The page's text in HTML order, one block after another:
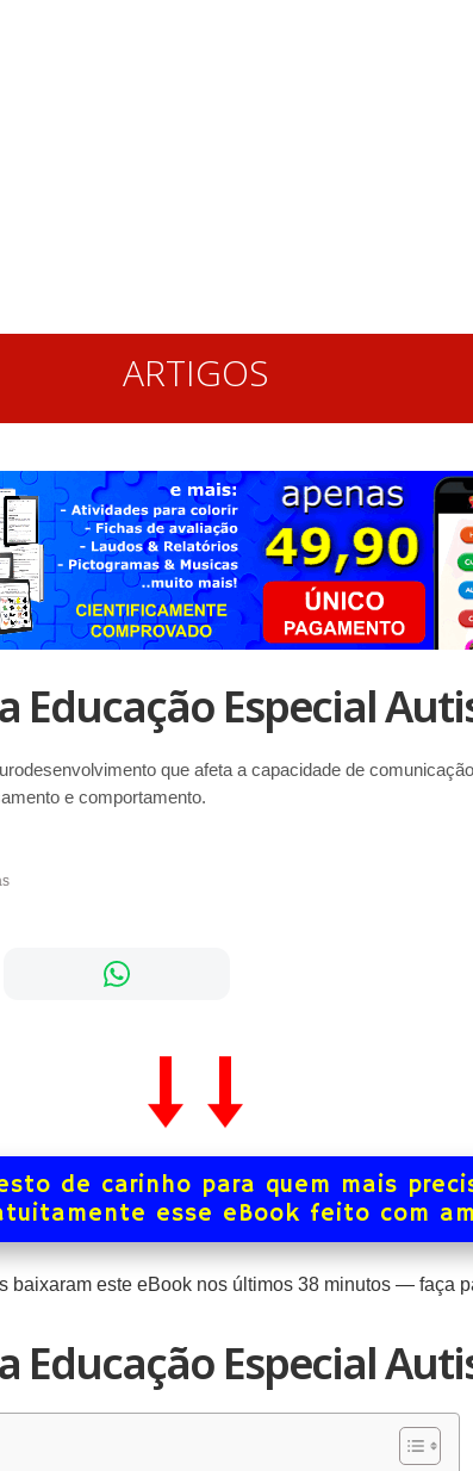
ARTIGOS
Educação Especial
que afeta a capacidade de
e comportamento.
de carinho para quem mais
esse eBook feito com
baixaram este eBook nos últimos 38minutos — faça
Educação Especial